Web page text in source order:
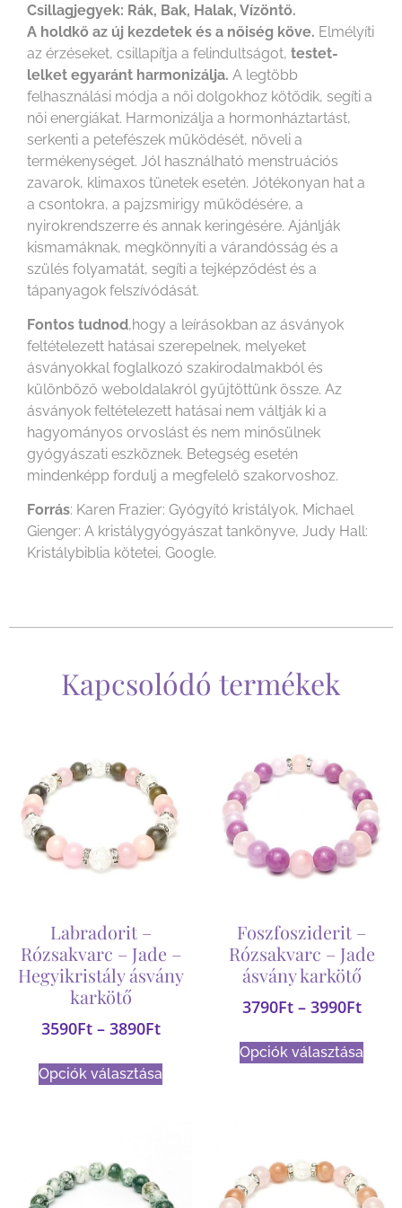
Csillagjegyek: Rák, Bak, Halak, Vízöntő.
A holdkő az új kezdetek és a nőiség köve. Elmélyíti
az érzéseket, csillapítja a felindultságot, testet-
lelket egyaránt harmonizálja. A legtöbb
felhasználási módja a női dolgokhoz kötődik, segíti a
női energiákat. Harmonizálja a hormonháztartást,
serkenti a petefészek működését, növeli a
termékenységet. Jól használható menstruációs
zavarok, klimaxos tünetek esetén. Jótékonyan hat a
a csontokra, a pajzsmirigy működésére, a
nyirokrendszerre és annak keringésére. Ajánlják
kismamáknak, megkönnyíti a várandósság és a
szülés folyamatát, segíti a tejképződést és a
tápanyagok felszívódását.
Fontos tudnod,hogy a leírásokban az ásványok
feltételezett hatásai szerepelnek, melyeket
ásványokkal foglalkozó szakirodalmakból és
különböző weboldalakról gyűjtöttünk össze. Az
ásványok feltételezett hatásai nem váltják ki a
hagyományos orvoslást és nem minősülnek
gyógyászati eszköznek. Betegség esetén
mindenképp fordulj a megfelelő szakorvoshoz.
Forrás: Karen Frazier: Gyógyító kristályok, Michael
Gienger: A kristálygyógyászat tankönyve, Judy Hall:
Kristálybiblia kötetei, Google.
Kapcsolódó termékek
Labradorit –
Rózsakvarc – Jade –
Hegyikristály ásvány
karkötő
3590Ft – 3890Ft
Opciók választása
Foszfosziderit –
Rózsakvarc – Jade
ásvány karkötő
3790Ft – 3990Ft
Opciók választása